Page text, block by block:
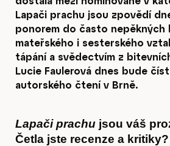
Lapači prachu jsou zpovědí
ponorem do často nepěkných
mateřského i sesterského
tápání a svědectvím z
Lucie Faulerová dnes bude
autorského čtení v Brně.
Lapači prachu jsou váš
Četla jste recenze a kritiky?